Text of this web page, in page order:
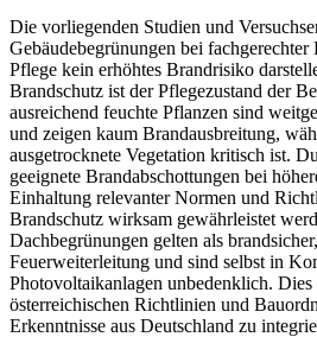
Die vorliegenden Studien und
Gebäudebegrünungen bei
Pflege kein erhöhtes Brandrisiko
Brandschutz ist der Pflegezustand der
ausreichend feuchte Pflanzen sind
und zeigen kaum Brandausbreitung,
ausgetrocknete Vegetation kritisch ist.
geeignete Brandabschottungen bei
Einhaltung relevanter Normen und
Brandschutz wirksam gewährleistet
Dachbegrünungen gelten als
Feuerweiterleitung und sind selbst in
Photovoltaikanlagen unbedenklich.
österreichischen Richtlinien und
Erkenntnisse aus Deutschland zu